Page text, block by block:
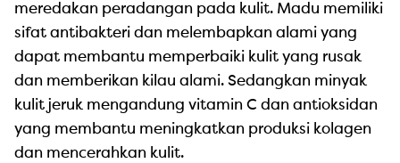
meredakan peradangan pada kulit. Madu memiliki
sifat antibakteri dan melembapkan alami yang
dapat membantu memperbaiki kulit yang rusak
dan memberikan kilau alami. Sedangkan minyak
kulit jeruk mengandung vitamin C dan antioksidan
yang membantu meningkatkan produksi kolagen
dan mencerahkan kulit.